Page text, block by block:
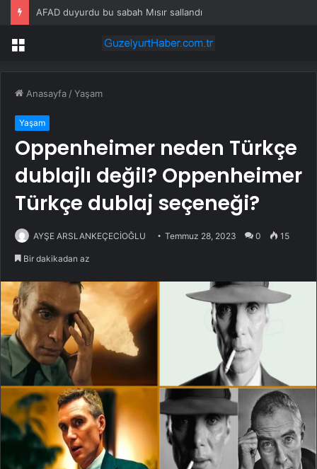
AFAD duyurdu bu sabah Mısır sallandı
Menü
Anasayfa /Yaşam
Yaşam
Oppenheimer neden Türkçe
dublajlı değil? Oppenheimer
Türkçe dublaj seçeneği?
AYŞE ARSLANKEÇECİOĞLU Temmuz 28, 2023 0 15
Bir dakikadan az